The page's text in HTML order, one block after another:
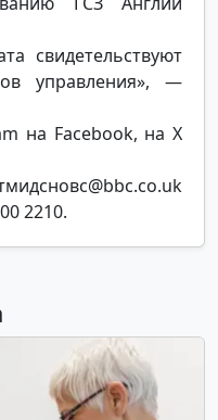
свидетельствуют
управления», —
на Facebook, на X
2210.